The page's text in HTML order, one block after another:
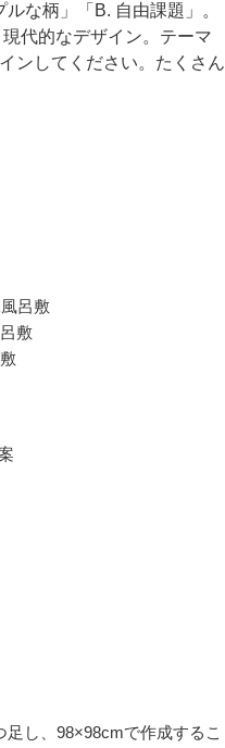
な柄」「B. 自由課題」。
代的なデザイン。テーマ
ンしてください。たくさん
呂敷
敷
し、98×98cmで作成するこ